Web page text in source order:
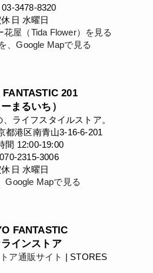
03-3478-8320
休日 水曜日
屋（Tida Flower）を見る
、Google Mapで見る
201
ーまるいち）
ライフスタイルストア。
都港区南青山3-16-6-201
間 12:00-19:00
2315-3006
休日 水曜日
Google Mapで見る
FANTASTIC
インストア
ア通販サイト | STORES